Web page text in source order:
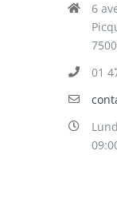
6
01